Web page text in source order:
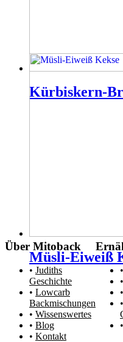
Kürbiskern-
Müsli-Eiweiß
Über Mitoback
Judiths
Geschichte
Lowcarb
Backmischungen
Wissenswertes
Blog
Kontakt